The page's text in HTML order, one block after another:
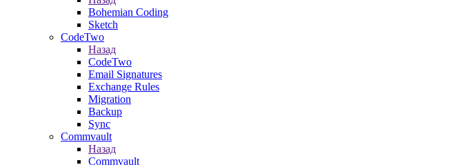
Bohemian Coding
Sketch
CodeTwo
Назад
CodeTwo
Email Signatures
Exchange Rules
Migration
Backup
Sync
Commvault
Назад
Commvault